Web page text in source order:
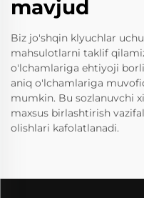
mavjud
Biz jo'shqin klyuchlar
mahsulotlarni taklif
o'lchamlariga ehtiyoji
aniq o'lchamlariga
mumkin. Bu sozlanuvchi
maxsus birlashtirish
olishlari kafolatlanadi.